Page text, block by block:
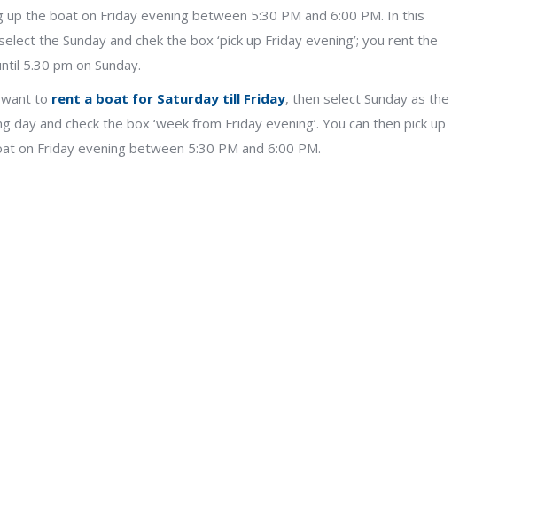
up the boat on Friday evening between 5:30 PM and 6:00 PM. In this
the Sunday and chek the box ‘pick up Friday evening’; you rent the
5.30 pm on Sunday.
to rent a boat for Saturday till Friday, then select Sunday as the
day and check the box ‘week from Friday evening’. You can then pick up
on Friday evening between 5:30 PM and 6:00 PM.